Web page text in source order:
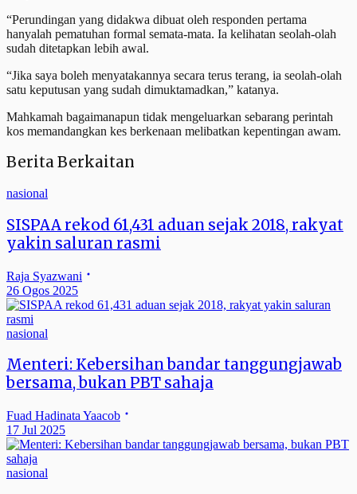
“Perundingan yang didakwa dibuat oleh responden pertama
hanyalah pematuhan formal semata-mata. Ia kelihatan seolah-olah
sudah ditetapkan lebih awal.
“Jika saya boleh menyatakannya secara terus terang, ia seolah-olah
satu keputusan yang sudah dimuktamadkan,” katanya.
Mahkamah bagaimanapun tidak mengeluarkan sebarang perintah
kos memandangkan kes berkenaan melibatkan kepentingan awam.
Berita Berkaitan
nasional
SISPAA rekod 61,431 aduan sejak 2018, rakyat
yakin saluran rasmi
Raja Syazwani
26 Ogos 2025
nasional
Menteri: Kebersihan bandar tanggungjawab
bersama, bukan PBT sahaja
Fuad Hadinata Yaacob
17 Jul 2025
nasional